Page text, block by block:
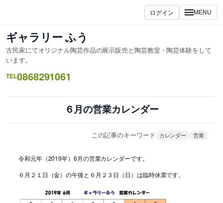
ス
キ
ッ
プ
ログイン MENU
ギャラリー ふう
古民家にてオリジナル陶芸作品の展示販売と陶芸教室・陶芸体験をして
います。
TEL0868291061
６月の営業カレンダー
この記事のキーワード カレンダー 営業
令和元年（2019年）6月の営業カレンダーです。
６月２１日（金）の午後と６月２３日（日）は臨時休業です。